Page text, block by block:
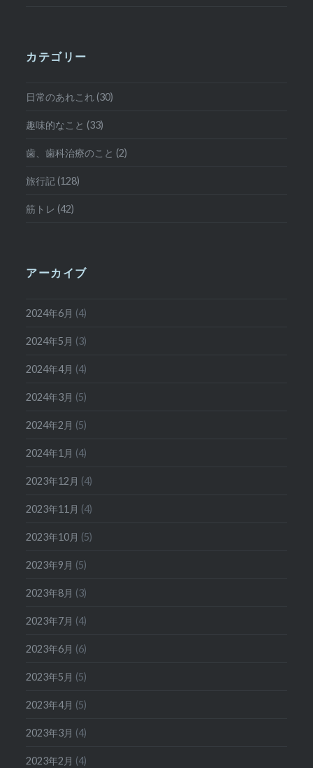
カテゴリー
日常のあれこれ (30)
趣味的なこと (33)
歯、歯科治療のこと (2)
旅行記 (128)
筋トレ (42)
アーカイブ
2024年6月 (4)
2024年5月 (3)
2024年4月 (4)
2024年3月 (5)
2024年2月 (5)
2024年1月 (4)
2023年12月 (4)
2023年11月 (4)
2023年10月 (5)
2023年9月 (5)
2023年8月 (3)
2023年7月 (4)
2023年6月 (6)
2023年5月 (5)
2023年4月 (5)
2023年3月 (4)
2023年2月 (4)